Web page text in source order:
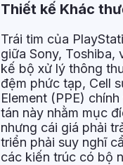
Thiết kế Khác
Trái tim của
giữa Sony,
kế bộ xử lý thông
đệm phức tạp, Cell
Element (PPE)
tán này nhằm mục
nhưng cái giá phải
triển phải suy nghĩ
các kiến trúc có bộ